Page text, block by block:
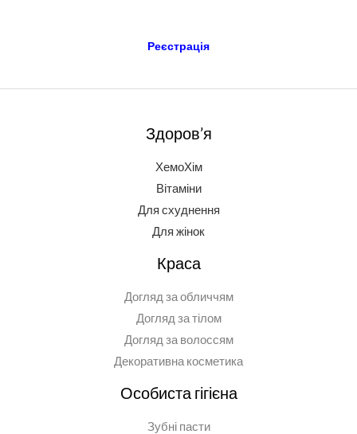
Реєстрація
Здоров’я
ХемоХім
Вітаміни
Для схуднення
Для жінок
Краса
Догляд за обличчям
Догляд за тілом
Догляд за волоссям
Декоративна косметика
Особиста гігієна
Зубні пасти